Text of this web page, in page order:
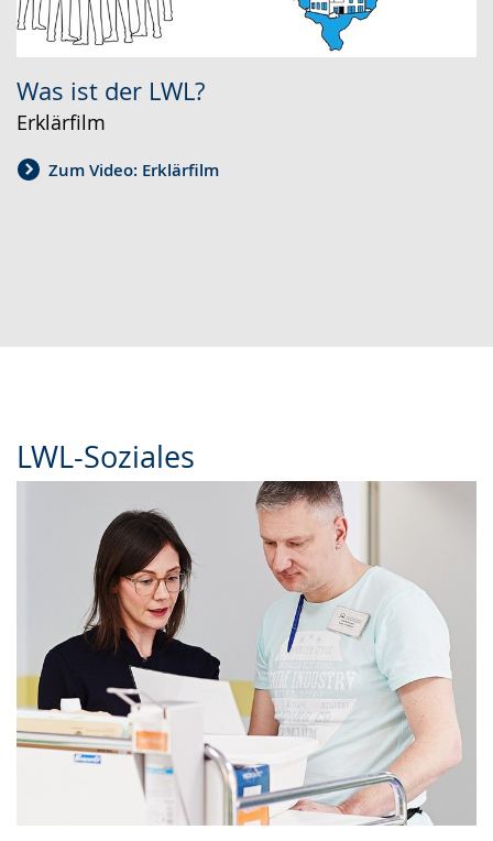
Was ist der LWL?
Erklärfilm
Zum Video: Erklärfilm
LWL-Soziales